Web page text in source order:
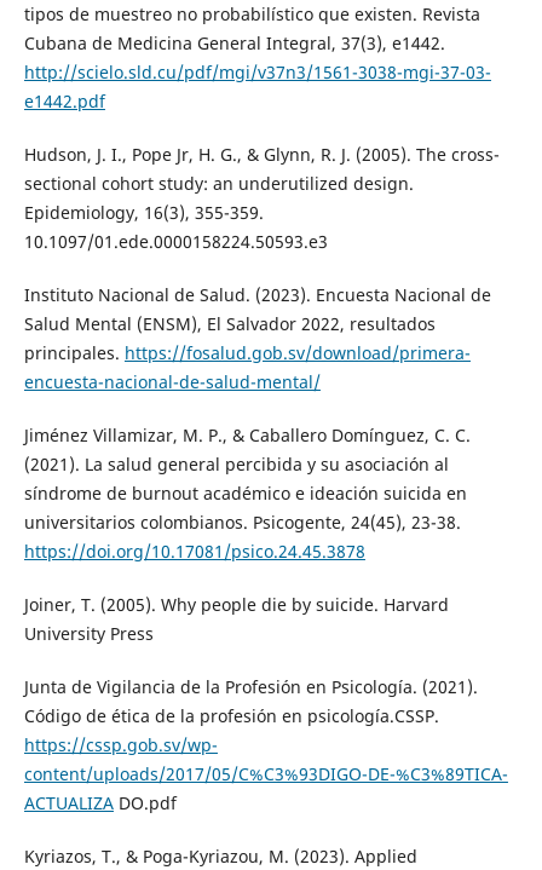
tipos de muestreo no probabilístico que existen. Revista
Cubana de Medicina General Integral, 37(3), e1442.
http://scielo.sld.cu/pdf/mgi/v37n3/1561-3038-mgi-37-03-
e1442.pdf
Hudson, J. I., Pope Jr, H. G., & Glynn, R. J. (2005). The cross-
sectional cohort study: an underutilized design.
Epidemiology, 16(3), 355-359.
10.1097/01.ede.0000158224.50593.e3
Instituto Nacional de Salud. (2023). Encuesta Nacional de
Salud Mental (ENSM), El Salvador 2022, resultados
principales. https://fosalud.gob.sv/download/primera-
encuesta-nacional-de-salud-mental/
Jiménez Villamizar, M. P., & Caballero Domínguez, C. C.
(2021). La salud general percibida y su asociación al
síndrome de burnout académico e ideación suicida en
universitarios colombianos. Psicogente, 24(45), 23-38.
https://doi.org/10.17081/psico.24.45.3878
Joiner, T. (2005). Why people die by suicide. Harvard
University Press
Junta de Vigilancia de la Profesión en Psicología. (2021).
Código de ética de la profesión en psicología.CSSP.
https://cssp.gob.sv/wp-
content/uploads/2017/05/C%C3%93DIGO-DE-%C3%89TICA-
ACTUALIZADO.pdf
Kyriazos, T., & Poga-Kyriazou, M. (2023). Applied